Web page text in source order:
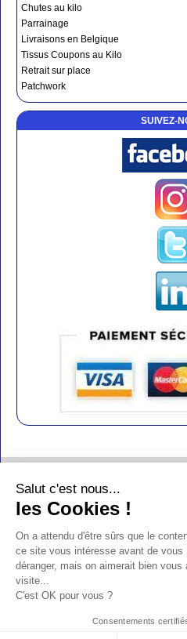
Chutes au kilo
Parrainage
Livraisons en Belgique
Tissus Coupons au Kilo
Retrait sur place
Patchwork
SUIVEZ-
Mentions
Y-Proximité /
Salut c'est nous...
les Cookies !
On a attendu d'être sûrs que le
ce site vous intéresse avant de vous
déranger, mais on aimerait bien
visite...
C'est OK pour vous ?
Consentements